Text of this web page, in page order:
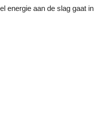
energie aan de slag gaat in